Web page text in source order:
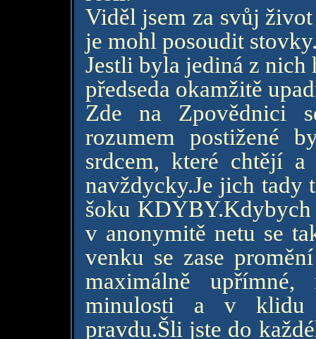
Viděl jsem za svůj
je mohl posoudit
Jestli byla jediná z nich
předseda okamžitě
Zde na Zpovědnici
rozumem postižené
srdcem, které chtějí
navždycky.Je jich
šoku
v anonymitě netu se
venku se zase
maximálně
minulosti a v klidu
pravdu.Šli jste do